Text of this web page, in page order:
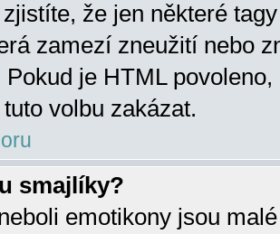
že jen některé
zamezí zneužití nebo
Pokud je HTML
volbu zakázat.
smajlíky?
emotikony jsou